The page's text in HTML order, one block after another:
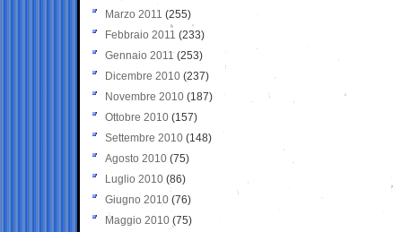
Marzo 2011 (255)
Febbraio 2011 (233)
Gennaio 2011 (253)
Dicembre 2010 (237)
Novembre 2010 (187)
Ottobre 2010 (157)
Settembre 2010 (148)
Agosto 2010 (75)
Luglio 2010 (86)
Giugno 2010 (76)
Maggio 2010 (75)